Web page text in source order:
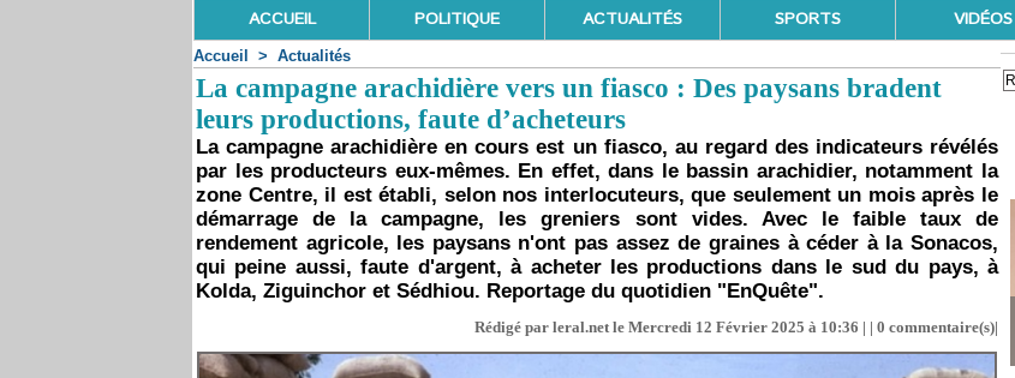
ACCUEIL POLITIQUE ACTUALITÉS SPORTS VIDÉOS
Accueil > Actualités
La campagne arachidière vers un fiasco : Des paysans bradent
leurs productions, faute d’acheteurs
La campagne arachidière en cours est un fiasco, au regard des indicateurs révélés
par les producteurs eux-mêmes. En effet, dans le bassin arachidier, notamment la
zone Centre, il est établi, selon nos interlocuteurs, que seulement un mois après le
démarrage de la campagne, les greniers sont vides. Avec le faible taux de
rendement agricole, les paysans n'ont pas assez de graines à céder à la Sonacos,
qui peine aussi, faute d'argent, à acheter les productions dans le sud du pays, à
Kolda, Ziguinchor et Sédhiou. Reportage du quotidien "EnQuête".
Rédigé par leral.net le Mercredi 12 Février 2025 à 10:36 | | 0 commentaire(s)|